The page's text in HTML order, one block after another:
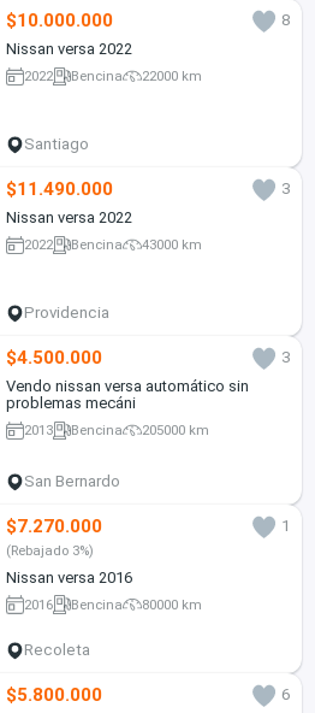
$10.000.000
8
Nissan versa 2022
2022 Bencina 22000 km
Santiago
$11.490.000
3
Nissan versa 2022
2022 Bencina 43000 km
Providencia
$4.500.000
3
Vendo nissan versa automático sin
problemas mecáni
2013 Bencina 205000 km
San Bernardo
$7.270.000 1
(Rebajado 3%)
Nissan versa 2016
2016 Bencina 80000 km
Recoleta
$5.800.000
6